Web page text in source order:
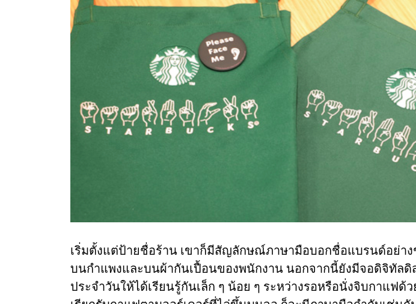
เริ่มตั้งแต่ป้ายชื่อร้าน เขาก็มีสัญลักษณ์ภาษามือบอกชื่อแบรนด์อย่าง
บนกำแพงและบนผ้ากันเปื้อนของพนักงาน นอกจากนี้ยังมีจอดิจิทัลดิ
ประจำวันให้ได้เรียนรู้กันเล็ก ๆ น้อย ๆ ระหว่างรอหรือนั่งจิบกาแฟด้